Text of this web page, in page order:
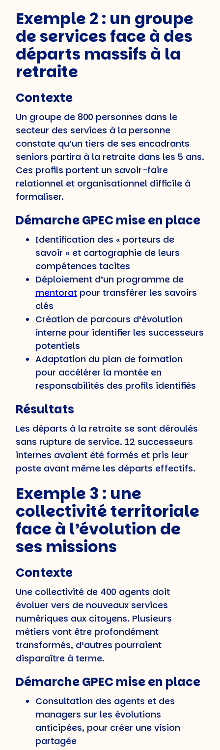
Exemple 2 : un groupe
de services face à des
départs massifs à la
retraite
Contexte
Un groupe de 800 personnes dans le
secteur des services à la personne
constate qu’un tiers de ses encadrants
seniors partira à la retraite dans les 5 ans.
Ces profils portent un savoir-faire
relationnel et organisationnel difficile à
formaliser.
Démarche GPEC mise en place
Identification des « porteurs de
savoir » et cartographie de leurs
compétences tacites
Déploiement d’un programme de
mentorat pour transférer les savoirs
clés
Création de parcours d’évolution
interne pour identifier les successeurs
potentiels
Adaptation du plan de formation
pour accélérer la montée en
responsabilités des profils identifiés
Résultats
Les départs à la retraite se sont déroulés
sans rupture de service. 12 successeurs
internes avaient été formés et pris leur
poste avant même les départs effectifs.
Exemple 3 : une
collectivité territoriale
face à l’évolution de
ses missions
Contexte
Une collectivité de 400 agents doit
évoluer vers de nouveaux services
numériques aux citoyens. Plusieurs
métiers vont être profondément
transformés, d’autres pourraient
disparaître à terme.
Démarche GPEC mise en place
Consultation des agents et des
managers sur les évolutions
anticipées, pour créer une vision
partagée